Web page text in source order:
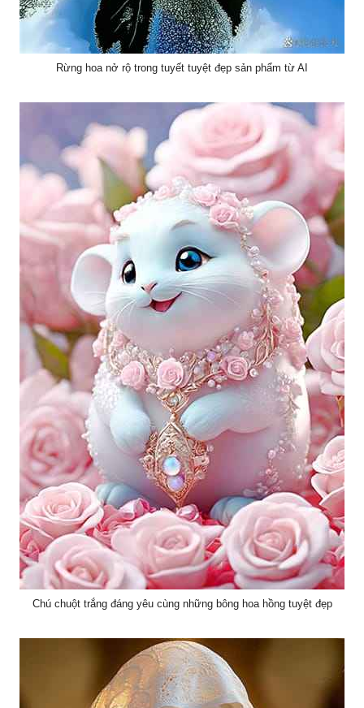
Rừng hoa nở rộ trong tuyết tuyệt đẹp sản phẩm từ AI
Chú chuột trắng đáng yêu cùng những bông hoa hồng tuyệt đẹp